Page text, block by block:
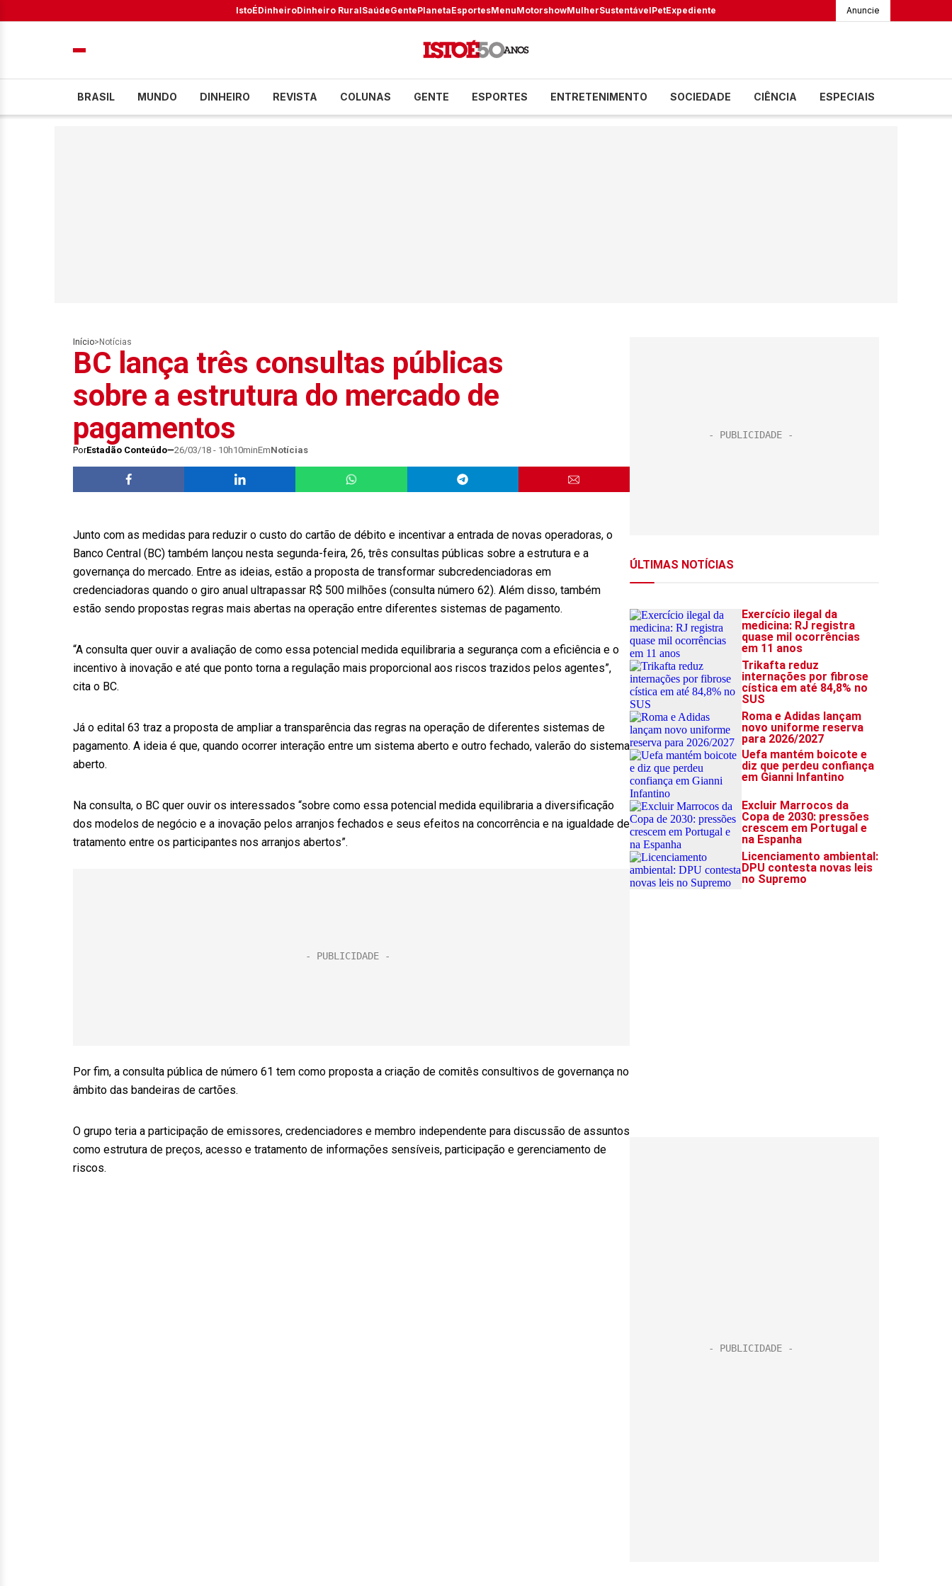
IstoÉDinheiroDinheiro RuralSaúdeGentePlanetaEsportesMenuMotorshowMulherSustentávelPetExpediente Anuncie
BRASIL MUNDO DINHEIRO REVISTA COLUNAS GENTE ESPORTES ENTRETENIMENTO SOCIEDADE CIÊNCIA ESPECIAIS
Início> Notícias
BC lança três consultas públicas
sobre a estrutura do mercado de
pagamentos
PorEstadão Conteúdo 26/03/18 - 10h10minEmNotícias
Junto com as medidas para reduzir o custo do cartão de débito e incentivar a entrada de novas operadoras, o
Banco Central (BC) também lançou nesta segunda-feira, 26, três consultas públicas sobre a estrutura e a
governança do mercado. Entre as ideias, estão a proposta de transformar subcredenciadoras em
credenciadoras quando o giro anual ultrapassar R$ 500 milhões (consulta número 62). Além disso, também
estão sendo propostas regras mais abertas na operação entre diferentes sistemas de pagamento.
“A consulta quer ouvir a avaliação de como essa potencial medida equilibraria a segurança com a eficiência e o
incentivo à inovação e até que ponto torna a regulação mais proporcional aos riscos trazidos pelos agentes”,
cita o BC.
Já o edital 63 traz a proposta de ampliar a transparência das regras na operação de diferentes sistemas de
pagamento. A ideia é que, quando ocorrer interação entre um sistema aberto e outro fechado, valerão do sistema
aberto.
Na consulta, o BC quer ouvir os interessados “sobre como essa potencial medida equilibraria a diversificação
dos modelos de negócio e a inovação pelos arranjos fechados e seus efeitos na concorrência e na igualdade de
tratamento entre os participantes nos arranjos abertos”.
Por fim, a consulta pública de número 61 tem como proposta a criação de comitês consultivos de governança no
âmbito das bandeiras de cartões.
O grupo teria a participação de emissores, credenciadores e membro independente para discussão de assuntos
como estrutura de preços, acesso e tratamento de informações sensíveis, participação e gerenciamento de
riscos.